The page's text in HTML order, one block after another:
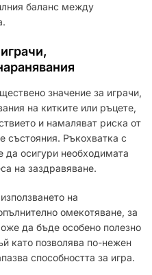
баланс между
значение за играчи,
на китките или ръцете,
и намаляват риска от
състояния. Ръкохватка с
да осигури необходимата
на заздравяване.
на
омекотяване, за
да бъде особено полезно
като позволява по-нежен
способността за игра.